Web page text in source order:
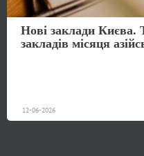
Нові заклади Києва.
закладів місяця
12-06-2026